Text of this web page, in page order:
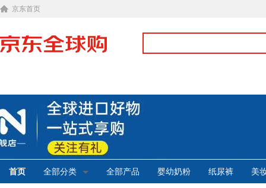
京东首页
首页 全部分类 全部产品 婴幼奶粉 纸尿裤 美